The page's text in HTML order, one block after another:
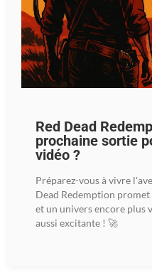
Red Dead
prochaine sortie
vidéo ?
Préparez-vous à vivre
Dead Redemption
et un univers encore plus
aussi excitante ! 🚀